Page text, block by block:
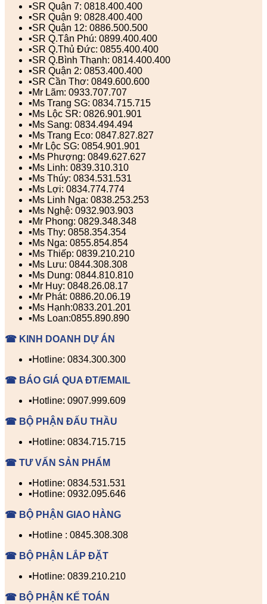
▪️SR Quận 7: 0818.400.400
▪️SR Quận 9: 0828.400.400
▪️SR Quận 12: 0886.500.500
▪️SR Q.Tân Phú: 0899.400.400
▪️SR Q.Thủ Đức: 0855.400.400
▪️SR Q.Bình Thạnh: 0814.400.400
▪️SR Quận 2: 0853.400.400
▪️SR Cần Thơ: 0849.600.600
▪️Mr Lãm: 0933.707.707
▪️Ms Trang SG: 0834.715.715
▪️Ms Lộc SR: 0826.901.901
▪️Ms Sang: 0834.494.494
▪️Ms Trang Eco: 0847.827.827
▪️Mr Lộc SG: 0854.901.901
▪️Ms Phượng: 0849.627.627
▪️Ms Linh: 0839.310.310
▪️Ms Thúy: 0834.531.531
▪️Ms Lợi: 0834.774.774
▪️Ms Linh Nga: 0838.253.253
▪️Ms Nghệ: 0932.903.903
▪️Mr Phong: 0829.348.348
▪️Ms Thy: 0858.354.354
▪️Ms Nga: 0855.854.854
▪️Ms Thiếp: 0839.210.210
▪️Ms Lưu: 0844.308.308
▪️Ms Dung: 0844.810.810
▪️Mr Huy: 0848.26.08.17
▪️Mr Phát: 0886.20.06.19
▪️Ms Hạnh:0833.201.201
▪️Ms Loan:0855.890.890
☎ KINH DOANH DỰ ÁN
▪️Hotline: 0834.300.300
☎ BÁO GIÁ QUA ĐT/EMAIL
▪️Hotline: 0907.999.609
☎ BỘ PHẬN ĐẤU THẦU
▪️Hotline: 0834.715.715
☎ TƯ VẤN SẢN PHẨM
▪️Hotline: 0834.531.531
▪️Hotline: 0932.095.646
☎ BỘ PHẬN GIAO HÀNG
▪️Hotline : 0845.308.308
☎ BỘ PHẬN LẮP ĐẶT
▪️Hotline: 0839.210.210
☎ BỘ PHẬN KẾ TOÁN